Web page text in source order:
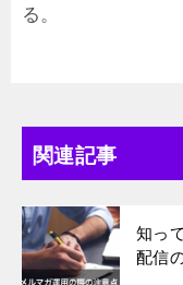
る。
関連記事
知っ
配信